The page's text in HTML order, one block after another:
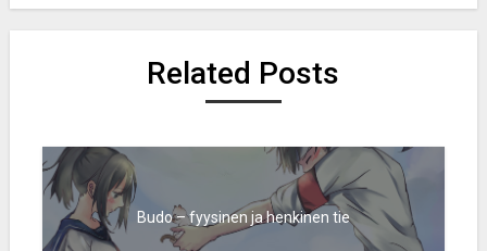
Related Posts
Budo – fyysinen ja henkinen tie